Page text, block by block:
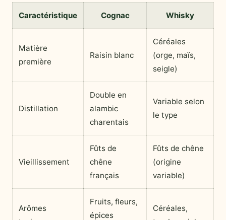
Caractéristique Cognac Whisky
Matière
première
Raisin blanc
Céréales
(orge, maïs,
seigle)
Distillation
Double en
alambic
charentais
Variable selon
le type
Vieillissement
Fûts de
chêne
français
Fûts de chêne
(origine
variable)
Arômes
Fruits, fleurs,
épices
Céréales,